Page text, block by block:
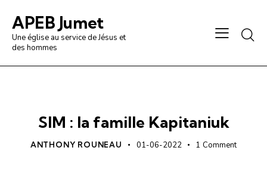
APEB Jumet
Une église au service de Jésus et
des hommes
SIM : la famille Kapitaniuk
ANTHONY ROUNEAU 01-06-2022 1 Comment